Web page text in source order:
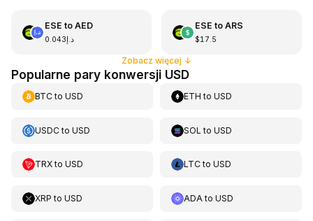
ESE to AED
د.إ0.043
ESE to ARS
$17.5
Zobacz więcej ↓
Popularne pary konwersji USD
BTCto USD ETH toUSD
USDCto USD SOL toUSD
TRXto USD LTCtoUSD
XRP to USD ADA toUSD